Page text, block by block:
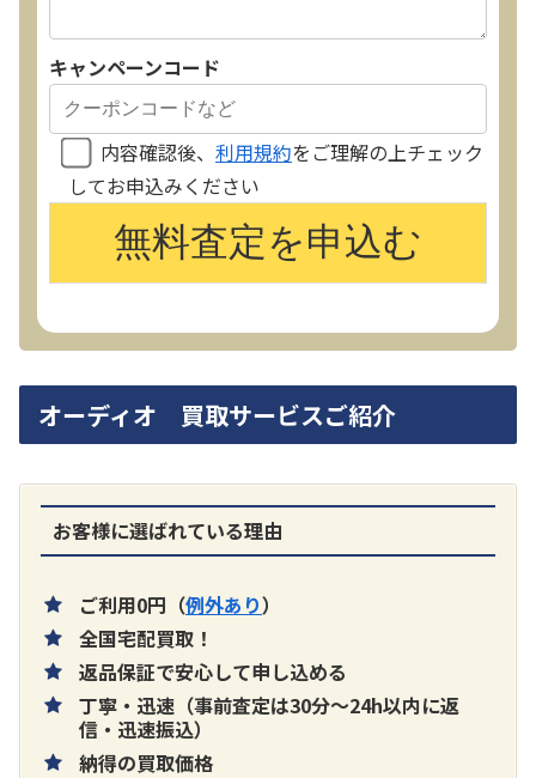
キャンペーンコード
内容確認後、 利用規約をご理解の上チェック
してお申込みください
オーディオ 買取サービスご紹介
お客様に選ばれている理由
ご利用0円（例外あり）
全国宅配買取！
返品保証で安心して申し込める
丁寧・迅速（事前査定は30分～24h以内に返
信・迅速振込）
納得の買取価格